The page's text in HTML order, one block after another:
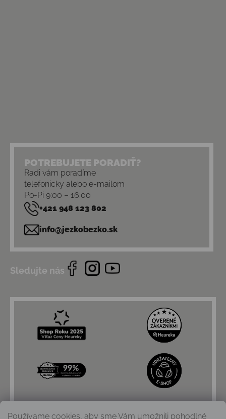
Používame cookies, aby sme Vám umožnili pohodlné
POTREBUJETE PORADIŤ?
Radi vám poradíme
telefonicky alebo e-mailom
Po-Pi 9:00 – 16:00
+421 948 123 802
info@jezkobezko.sk
Sledujte nás